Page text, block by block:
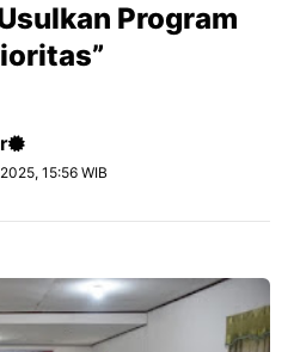
Program
15:56 WIB